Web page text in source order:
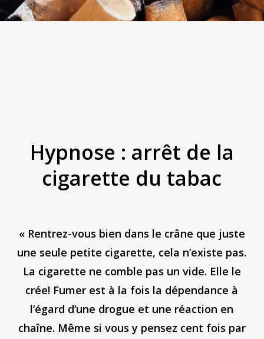
Hypnose : arrêt de la
cigarette du tabac
« Rentrez-vous bien dans le crâne que juste
une seule petite cigarette, cela n’existe pas.
La cigarette ne comble pas un vide. Elle le
crée! Fumer est à la fois la dépendance à
l’égard d’une drogue et une réaction en
chaîne. Même si vous y pensez cent fois par